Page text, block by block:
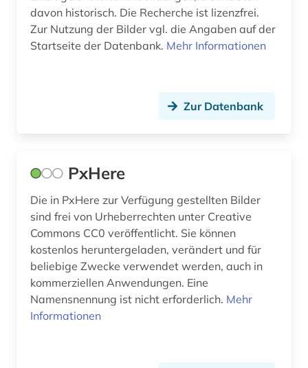
life (1)
medien (1)
mode (6)
museum für kunst und gewerbe (1)
musik (2)
musiker (1)
münze (1)
davon historisch. Die Recherche ist lizenzfrei.
Zur Nutzung der Bilder vgl. die Angaben auf der
Startseite der Datenbank. Mehr Informationen
Zur Datenbank
PxHere
Die in PxHere zur Verfügung gestellten Bilder
sind frei von Urheberrechten unter Creative
Commons CC0 veröffentlicht. Sie können
kostenlos heruntergeladen, verändert und für
beliebige Zwecke verwendet werden, auch in
kommerziellen Anwendungen. Eine
Namensnennung ist nicht erforderlich. Mehr
Informationen